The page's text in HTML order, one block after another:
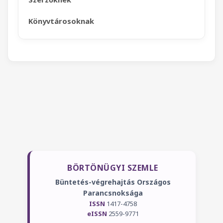
Könyvtárosoknak
BÖRTÖNÜGYI SZEMLE
Büntetés-végrehajtás Országos
Parancsnoksága
ISSN 1417-4758
eISSN 2559-9771